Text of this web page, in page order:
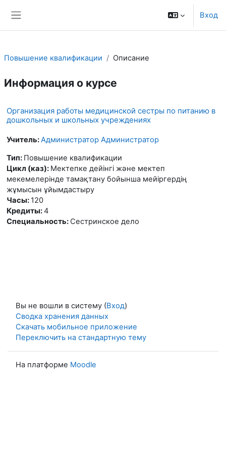
Вход
Повышение квалификации Описание
Информация о курсе
Организация работы медицинской сестры по питанию в
дошкольных и школьных учреждениях
Учитель:Администратор Администратор
Тип: Повышение квалификации
Цикл (каз): Мектепке дейінгі және мектеп
мекемелерінде тамақтану бойынша мейіргердің
жұмысын ұйымдастыру
Часы: 120
Кредиты:4
Специальность: Сестринское дело
Вы не вошли в систему (Вход)
Сводка хранения данных
Скачать мобильное приложение
Переключить на стандартную тему
На платформе Moodle